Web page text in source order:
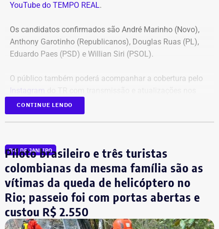
YouTube do TEMPO REAL.
Os candidatos confirmados são André Marinho (Novo),
Anthony Garotinho (Republicanos), Douglas Ruas (PL),
Eduardo Paes (PSD) e Willian Siri (PSOL).
O público também poderá acompanhar a cobertura pelo
Instagram
Stories.
naquele época a cobertura eleitoral para além da capital.
Cobertura especial começa antes do
debate
A partir das 19h, tem início a pré-transmissão no
CONTINUE LENDO
RIO DE JANEIRO
Piloto brasileiro e três turistas
colombianas da mesma família são as
vítimas da queda de helicóptero no
Rio; passeio foi com portas abertas e
custou R$ 2.550